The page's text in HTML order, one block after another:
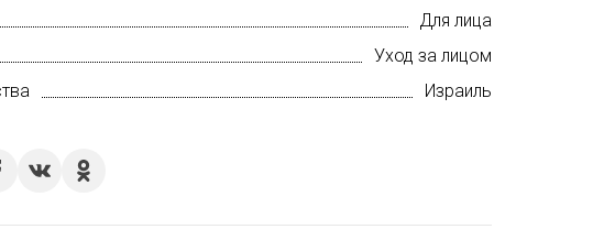
Для лица
Уход за лицом
Израиль